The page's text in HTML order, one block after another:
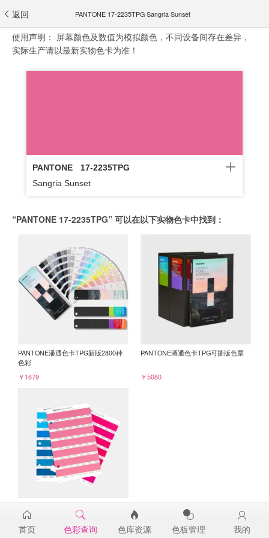
返回 PANTONE 17-2235TPG Sangria Sunset
使用声明： 屏幕颜色及数值为模拟颜色，不同设备间存在差异，
实际生产请以最新实物色卡为准！
PANTONE
17-2235TPG
Sangria Sunset
“PANTONE 17-2235TPG” 可以在以下实物色卡中找到：
PANTONE潘通色卡TPG新版2800种
色彩
￥1679
PANTONE潘通色卡TPG可撕版色票
￥5080
17-2235TPG
￥98
首页 色彩查询 色库资源 色板管理 我的